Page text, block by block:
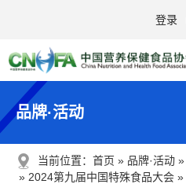
登录
品牌·活动
当前位置： 首页 品牌·活动
2024第九届中国特殊食品大会